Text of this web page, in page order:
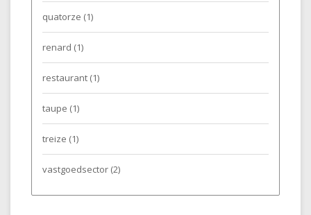
quatorze (1)
renard (1)
restaurant (1)
taupe (1)
treize (1)
vastgoedsector (2)